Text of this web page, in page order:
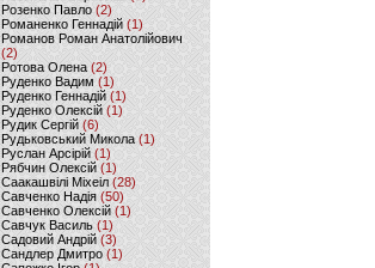
Розенко Павло (2)
Романенко Геннадій (1)
Романов Роман Анатолійович
(2)
Ротова Олена(2)
Руденко Вадим (1)
Руденко Геннадій (1)
Руденко Олексій(1)
Рудик Сергій(6)
Рудьковський Микола (1)
Руслан Арсірій(1)
Рябчин Олексій (1)
Саакашвілі Міхеіл(28)
Савченко Надія (50)
Савченко Олексій(1)
Савчук Василь (1)
Садовий Андрій (3)
Сандлер Дмитро(1)